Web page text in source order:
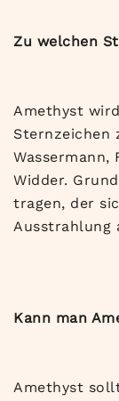
Zu welchen
Amethyst
Sternzeichen
Wassermann,
Widder.
tragen, der
Ausstrahlung
Kann man
Amethyst